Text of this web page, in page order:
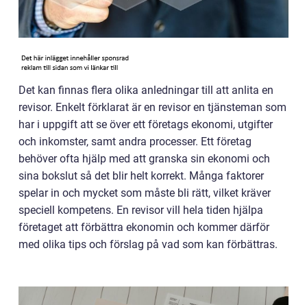
Det kan finnas flera olika anledningar till att anlita en
revisor. Enkelt förklarat är en revisor en tjänsteman som
har i uppgift att se över ett företags ekonomi, utgifter
och inkomster, samt andra processer. Ett företag
behöver ofta hjälp med att granska sin ekonomi och
sina bokslut så det blir helt korrekt. Många faktorer
spelar in och mycket som måste bli rätt, vilket kräver
speciell kompetens. En revisor vill hela tiden hjälpa
företaget att förbättra ekonomin och kommer därför
med olika tips och förslag på vad som kan förbättras.